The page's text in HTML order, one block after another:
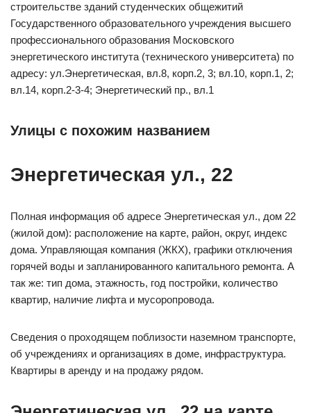
строительстве зданий студенческих общежитий
Государственного образовательного учреждения высшего
профессионального образования Московского
энергетического института (технического университета) по
адресу: ул.Энергетическая, вл.8, корп.2, 3; вл.10, корп.1, 2;
вл.14, корп.2-3-4; Энергетический пр., вл.1
Улицы с похожим названием
Энергетическая ул., 22
Полная информация об адресе Энергетическая ул., дом 22
(жилой дом): расположение на карте, район, округ, индекс
дома. Управляющая компания (ЖКХ), графики отключения
горячей воды и запланированного капитального ремонта. А
так же: тип дома, этажность, год постройки, количество
квартир, наличие лифта и мусоропровода.
Сведения о проходящем поблизости наземном транспорте,
об учреждениях и организациях в доме, инфраструктура.
Квартиры в аренду и на продажу рядом.